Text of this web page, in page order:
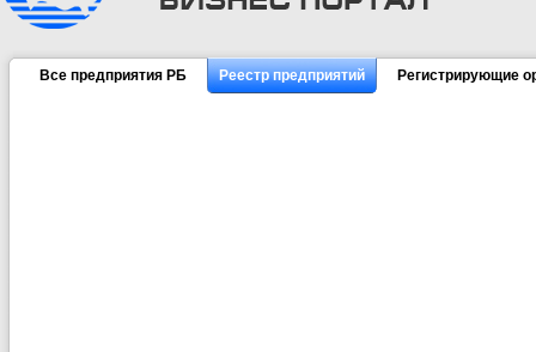
Все предприятия РБ Реестр предприятий Регистрирующие